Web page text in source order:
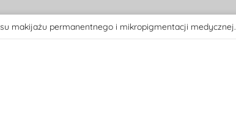
makijażu permanentnego i mikropigmentacji medycznej.